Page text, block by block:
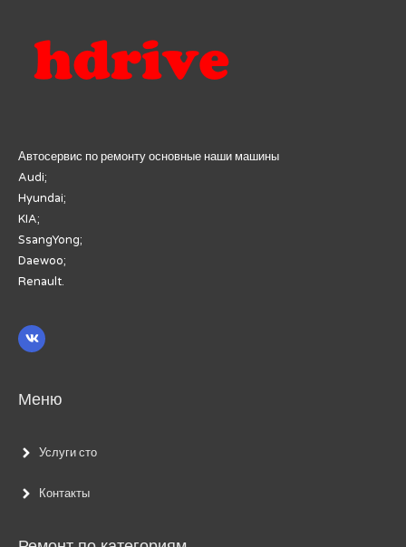
Автосервис по ремонту основные наши машины
Audi;
Hyundai;
KIA;
SsangYong;
Daewoo;
Renault.
Меню
Услуги сто
Контакты